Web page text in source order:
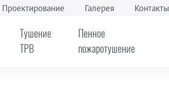
Проектирование Галерея Контакты
Тушение
ТРВ
Пенное
пожаротушение